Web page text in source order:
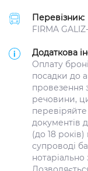
Перевізник:
FIRMA
Додаткова
Оплату
посадки до
провезення
речовини,
перевіряйте
документів
(до 18
супроводі
нотаріально